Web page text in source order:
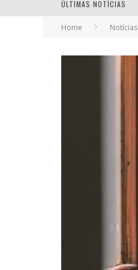
ÚLTIMAS NOTÍCIAS
Home Notícias